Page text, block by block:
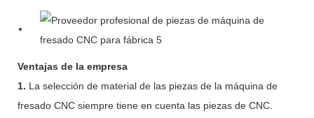
Ventajas de la empresa
1. La selección de material de las piezas de la máquina de
fresado CNC siempre tiene en cuenta las piezas de CNC.